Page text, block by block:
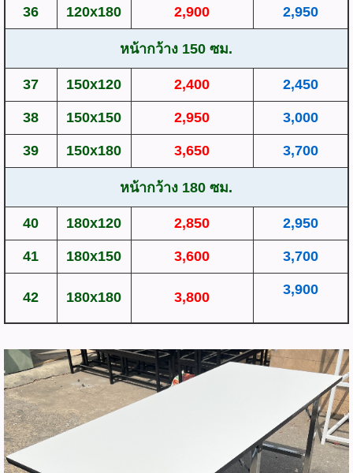
36 120x180 2,900 2,950
หน้ากว้าง 150 ซม.
37 150x120 2,400 2,450
38 150x150 2,950 3,000
39 150x180 3,650 3,700
หน้ากว้าง 180 ซม.
40 180x120 2,850 2,950
41 180x150 3,600 3,700
42 180x180 3,800 3,900